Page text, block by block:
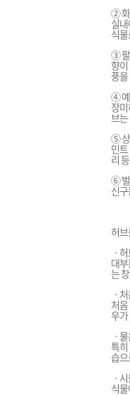
② 화
실
식
③ 팔
향이
풍을
④ 예
장
브는
⑤ 상
민
리
⑥ 벌
신
허
ㆍ
대
는
ㆍ
처
우가
ㆍ
특
습
ㆍ
식